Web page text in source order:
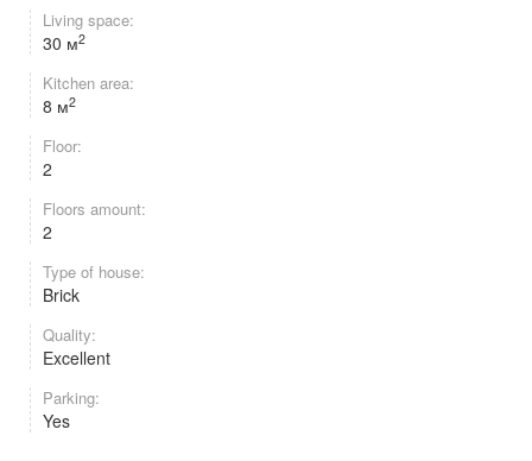
Living space:
30 м2
Kitchen area:
8 м2
Floor:
2
Floors amount:
2
Type of house:
Brick
Quality:
Excellent
Parking:
Yes